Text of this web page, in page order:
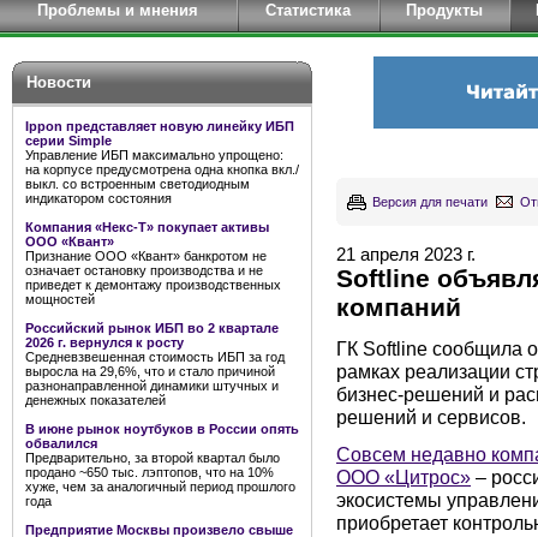
Проблемы и мнения Статистика Продукты
Новости
Ippon представляет новую линейку ИБП
серии Simple
Управление ИБП максимально упрощено:
на корпусе предусмотрена одна кнопка вкл./
выкл. со встроенным светодиодным
индикатором состояния
Компания «Некс-Т» покупает активы
ООО «Квант»
Признание ООО «Квант» банкротом не
означает остановку производства и не
приведет к демонтажу производственных
мощностей
Российский рынок ИБП во 2 квартале
2026 г. вернулся к росту
Средневзвешенная стоимость ИБП за год
выросла на 29,6%, что и стало причиной
разнонаправленной динамики штучных и
денежных показателей
В июне рынок ноутбуков в России опять
обвалился
Предварительно, за второй квартал было
продано ~650 тыс. лэптопов, что на 10%
хуже, чем за аналогичный период прошлого
года
Предприятие Москвы произвело свыше
Версия для печати
21 апреля 2023 г.
Softline
компаний
ГК Softline сообщила
рамках реализации
бизнес-решений и
решений и сервисов.
Совсем недавно
ООО «Цитрос» –
экосистемы
приобретает